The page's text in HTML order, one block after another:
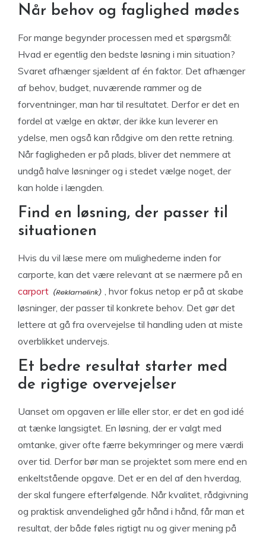
Når behov og faglighed mødes
For mange begynder processen med et spørgsmål:
Hvad er egentlig den bedste løsning i min situation?
Svaret afhænger sjældent af én faktor. Det afhænger
af behov, budget, nuværende rammer og de
forventninger, man har til resultatet. Derfor er det en
fordel at vælge en aktør, der ikke kun leverer en
ydelse, men også kan rådgive om den rette retning.
Når fagligheden er på plads, bliver det nemmere at
undgå halve løsninger og i stedet vælge noget, der
kan holde i længden.
Find en løsning, der passer til
situationen
Hvis du vil læse mere om mulighederne inden for
carporte, kan det være relevant at se nærmere på en
carport
, hvor fokus netop er på at skabe
løsninger, der passer til konkrete behov. Det gør det
lettere at gå fra overvejelse til handling uden at miste
overblikket undervejs.
Et bedre resultat starter med
de rigtige overvejelser
Uanset om opgaven er lille eller stor, er det en god idé
at tænke langsigtet. En løsning, der er valgt med
omtanke, giver ofte færre bekymringer og mere værdi
over tid. Derfor bør man se projektet som mere end en
enkeltstående opgave. Det er en del af den hverdag,
der skal fungere efterfølgende. Når kvalitet, rådgivning
og praktisk anvendelighed går hånd i hånd, får man et
resultat, der både føles rigtigt nu og giver mening på